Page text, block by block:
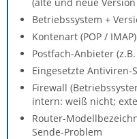
Betriebssystem +
Kontenart (POP /
Postfach-Anbieter
Eingesetzte Antiviren-
Firewall
intern: weiß nicht;
Router-
Sende-Problem